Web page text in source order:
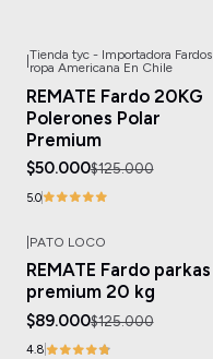
-60%OFF
Tienda tyc - Importadora Fardos
ropa Americana En Chile
REMATE Fardo 20KG
Polerones Polar
Premium
$50.000$125.000
5.0
PATO LOCO
REMATE Fardo parkas
premium 20 kg
$89.000$125.000
4.8